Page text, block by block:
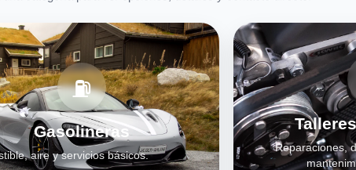
⛽
Gasolineras
aire y servicios básicos.
Reparaciones,